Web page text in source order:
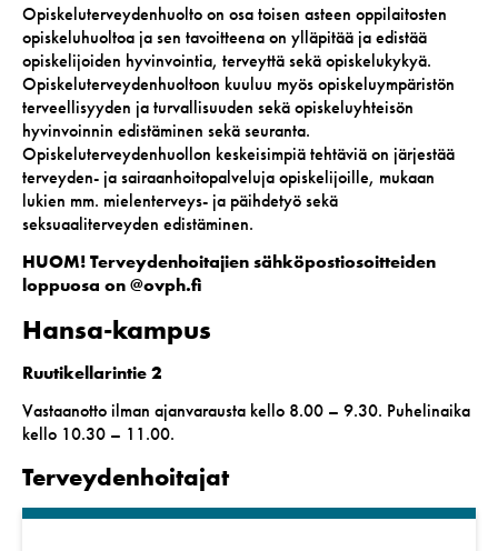
Opiskeluterveydenhuolto on osa toisen asteen oppilaitosten
opiskeluhuoltoa ja sen tavoitteena on ylläpitää ja edistää
opiskelijoiden hyvinvointia, terveyttä sekä opiskelukykyä.
Opiskeluterveydenhuoltoon kuuluu myös opiskeluympäristön
terveellisyyden ja turvallisuuden sekä opiskeluyhteisön
hyvinvoinnin edistäminen sekä seuranta.
Opiskeluterveydenhuollon keskeisimpiä tehtäviä on järjestää
terveyden- ja sairaanhoitopalveluja opiskelijoille, mukaan
lukien mm. mielenterveys- ja päihdetyö sekä
seksuaaliterveyden edistäminen.
HUOM! Terveydenhoitajien sähköpostiosoitteiden
loppuosa on @ovph.fi
Hansa-kampus
Ruutikellarintie 2
Vastaanotto ilman ajanvarausta kello 8.00 – 9.30. Puhelinaika
kello 10.30 – 11.00.
Terveydenhoitajat